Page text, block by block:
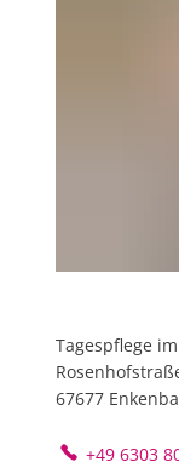
Tagespflege
67677
+49 6303